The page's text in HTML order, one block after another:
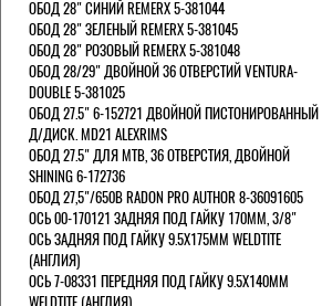
ОБОД 28" СИНИЙ REMERX 5-381044
ОБОД 28" ЗЕЛЕНЫЙ REMERX 5-381045
ОБОД 28" РОЗОВЫЙ REMERX 5-381048
ОБОД 28/29" ДВОЙНОЙ 36 ОТВЕРСТИЙ VENTURA-
DOUBLE 5-381025
ОБОД 27.5" 6-152721 ДВОЙНОЙ ПИСТОНИРОВАННЫЙ
Д/ДИСК. MD21 ALEXRIMS
ОБОД 27.5" ДЛЯ MTB, 36 ОТВЕРСТИЯ, ДВОЙНОЙ
SHINING 6-172736
ОБОД 27,5"/650B RADON PRO AUTHOR 8-36091605
ОСЬ 00-170121 ЗАДНЯЯ ПОД ГАЙКУ 170MM, 3/8"
ОСЬ ЗАДНЯЯ ПОД ГАЙКУ 9.5Х175ММ WELDTITE
(АНГЛИЯ)
ОСЬ 7-08331 ПЕРЕДНЯЯ ПОД ГАЙКУ 9.5Х140ММ
WELDTITE (АНГЛИЯ)